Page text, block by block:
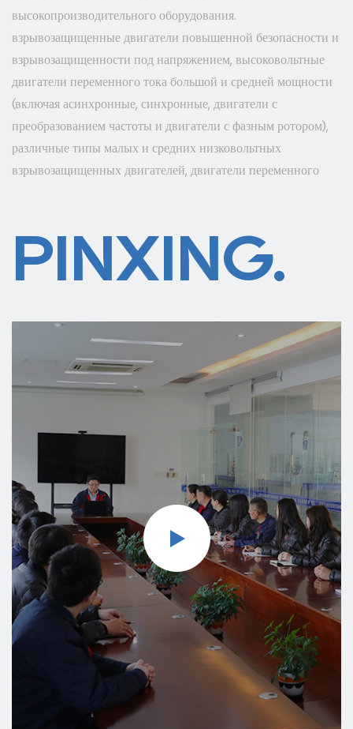
высокопроизводительного оборудования.
взрывозащищенные двигатели повышенной безопасности и
взрывозащищенности под напряжением, высоковольтные
двигатели переменного тока большой и средней мощности
(включая асинхронные, синхронные, двигатели с
преобразованием частоты и двигатели с фазным ротором),
различные типы малых и средних низковольтных
взрывозащищенных двигателей, двигатели переменного
широко используются в областях добычи угля, металлургии,
цемента, производства бумаги, защиты окружающей среды,
нефти, химии, текстиля, дорожного движения, водного
предприятия. Мы движемся к энергосбережению,
эффективности, защите окружающей среды, комплексной
автоматизации и интернационализации. Компания
Shanghai Pinxing Explosion-proof Motor Co., Ltd
стремится предоставлять хорошие продукты для двигателей
и решения в области технологий двигателей для глобальных
промышленных предприятий и различных областей, а также
превратить компанию «Pinxing» в поставщика решений в
области технологий двигателей и производителя
двигателей в мировой автомобильной промышленности.
PINXING.